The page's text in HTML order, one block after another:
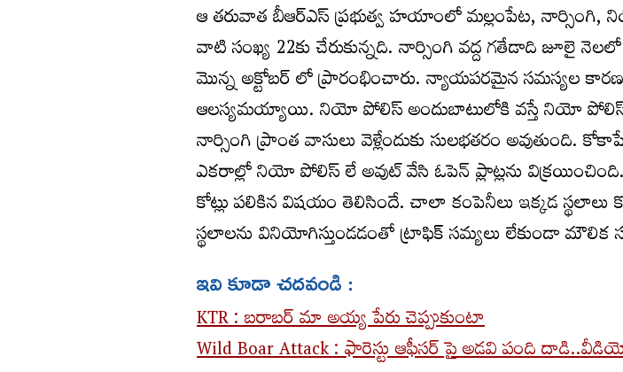
ఆ తరువాత బీఆర్ఎస్ ప్రభుత్వ హయాంలో మల్లంపేట, నార్సింగి,
వాటి సంఖ్య 22కు చేరుకున్నది. నార్సింగి వద్ద గతేడాది జూలై
మొన్న అక్టోబర్ లో ప్రారంభించారు. న్యాయపరమైన సమస్యల
ఆలస్యమయ్యాయి. నియో పోలిస్ అందుబాటులోకి వస్తే నియో పోలిస్
నార్సింగి ప్రాంత వాసులు వెళ్లేందుకు సులభతరం అవుతుంది.
ఎకరాల్లో నియో పోలిస్ లే అవుట్ వేసి ఓపెన్ ప్లాట్లను
కోట్లు పలికిన విషయం తెలిసిందే. చాలా కంపెనీలు ఇక్కడ
స్థలాలను వినియోగిస్తుండడంతో ట్రాఫిక్ సమ్యలు లేకుండా
ఇవి కూడా చదవండి :
KTR : బరాబర్ మా అయ్య పేరు చెప్పుకుంటా
Wild Boar Attack : ఫారెస్టు ఆఫీసర్ పై అడవి పంది